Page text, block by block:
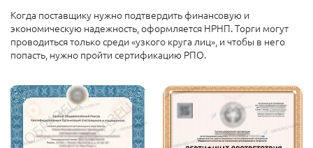
Когда поставщику нужно подтвердить финансовую и
экономическую надежность, оформляется НРНП. Торги могут
проводиться только среди «узкого круга лиц», и чтобы в него
попасть, нужно пройти сертификацию РПО.